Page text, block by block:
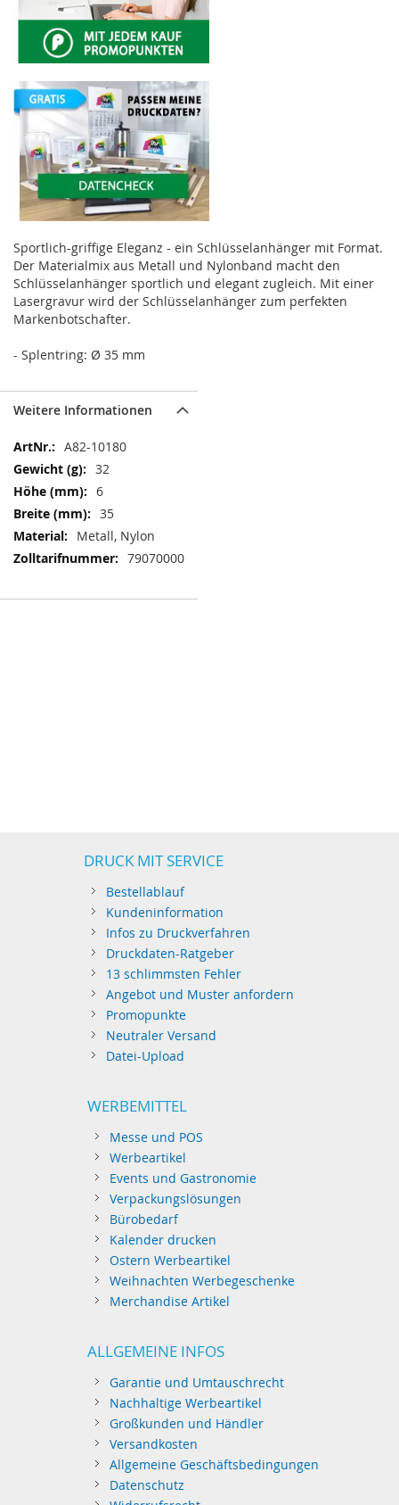
Sportlich-griffige Eleganz - ein Schlüsselanhänger mit Format.
Der Materialmix aus Metall und Nylonband macht den
Schlüsselanhänger sportlich und elegant zugleich. Mit einer
Lasergravur wird der Schlüsselanhänger zum perfekten
Markenbotschafter.
- Splentring: Ø 35 mm
Weitere Informationen
Weitere
Informationen
A82-10180
32
6
35
Metall, Nylon
79070000
DRUCK MIT SERVICE
Bestellablauf
Kundeninformation
Infos zu Druckverfahren
Druckdaten-Ratgeber
13 schlimmsten Fehler
Angebot und Muster anfordern
Promopunkte
Neutraler Versand
Datei-Upload
WERBEMITTEL
Messe und POS
Werbeartikel
Events und Gastronomie
Verpackungslösungen
Bürobedarf
Kalender drucken
Ostern Werbeartikel
Weihnachten Werbegeschenke
Merchandise Artikel
ALLGEMEINE INFOS
Garantie und Umtauschrecht
Nachhaltige Werbeartikel
Großkunden und Händler
Versandkosten
Allgemeine Geschäftsbedingungen
Datenschutz